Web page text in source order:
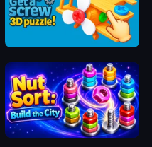
Get a Screw: 3D Puzzle!
Nut Sort: Build the City